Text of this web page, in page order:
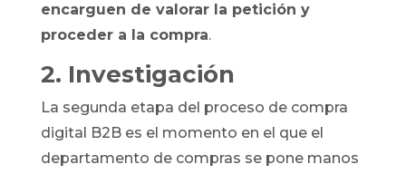
encarguen de valorar la petición y
proceder a la compra.
2. Investigación
La segunda etapa del proceso de compra
digital B2B es el momento en el que el
departamento de compras se pone manos